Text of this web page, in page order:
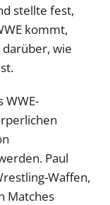
stellte fest,
kommt,
darüber, wie
WWE-
Paul
Waffen,
Matches